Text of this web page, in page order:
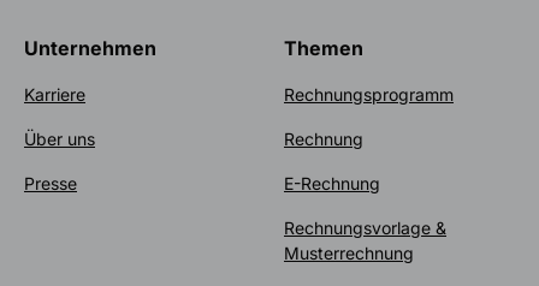
Unternehmen
Karriere
Über uns
Presse
Themen
Rechnungsprogramm
Rechnung
E-Rechnung
Rechnungsvorlage &
Musterrechnung